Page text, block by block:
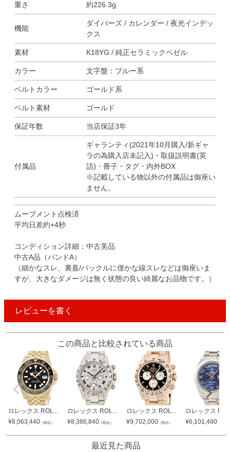
重さ 約226.3g
機能
ダイバーズ / カレンダー / 夜光インデッ
クス
素材 K18YG / 純正セラミックベゼル
カラー 文字盤：ブルー系
ベルトカラー ゴールド系
ベルト素材 ゴールド
保証年数 当店保証3年
付属品
ギャランティ(2021年10月購入/新ギャ
ラの為購入店未記入)・取扱説明書(英
語)・冊子・タグ・内外BOX
※記載している物以外の付属品は御座い
ません。
ムーブメント点検済
平均日差約+4秒
コンディション詳細：中古美品
中古A品（バンドA）
（細かなスレ、裏蓋/バックルに僅かな線スレなどは御座いま
すが、大きなダメージは無く状態の良い綺麗なお品物です。）
レビューを書く
この商品と比較されている商品
ロレックス ROL...
¥8,063,440 （税込）
ロレックス ROL...
¥8,386,840 （税込）
ロレックス ROL...
¥9,702,000 （税込）
ロレックス
¥6,101,480
最近見た商品